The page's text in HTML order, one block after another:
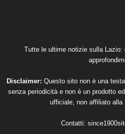
Tutte le ultime notizie sulla
Disclaimer: Questo sito non è una
senza periodicità e non è un prodotto
ufficiale, non affiliato alla
Contatti: